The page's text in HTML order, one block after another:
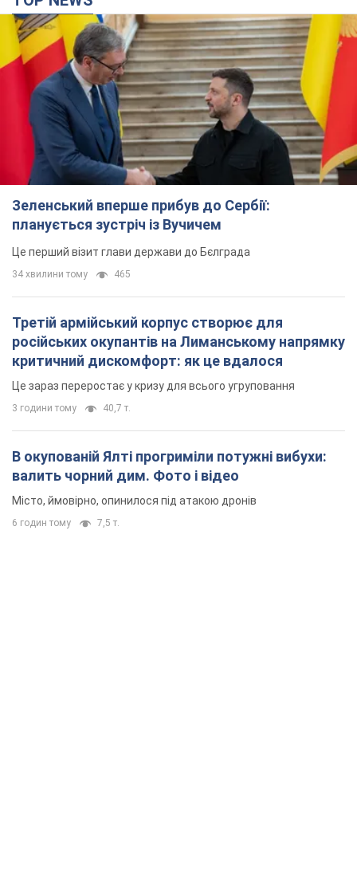
Зеленський вперше прибув до Сербії:
планується зустріч із Вучичем
Це перший візит глави держави до Бєлграда
34 хвилини тому 465
Третій армійський корпус створює для
російських окупантів на Лиманському напрямку
критичний дискомфорт: як це вдалося
Це зараз переростає у кризу для всього угруповання
3 години тому 40,7 т.
В окупованій Ялті прогриміли потужні вибухи:
валить чорний дим. Фото і відео
Місто, ймовірно, опинилося під атакою дронів
6 годин тому 7,5 т.